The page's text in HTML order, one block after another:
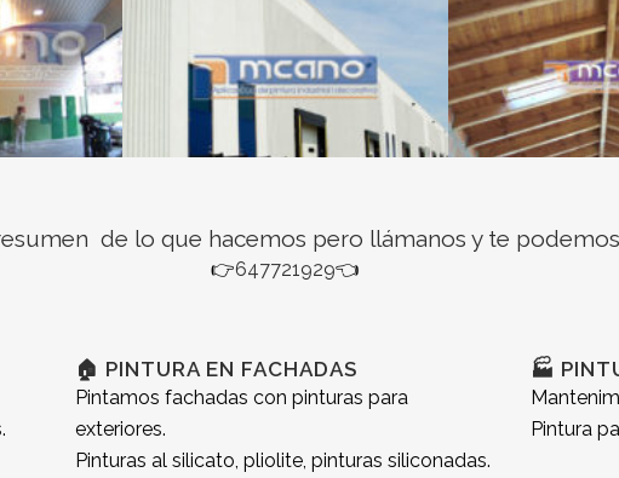
de lo que hacemos pero llámanos y te
👉647721929👈
🏠 PINTURA EN FACHADAS
Pintamos fachadas con pinturas para
exteriores.
Pinturas al silicato, pliolite, pinturas siliconadas.
🏭
Pintura